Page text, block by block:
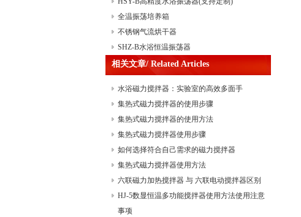
全温振荡培养箱
不锈钢气流烘干器
SHZ-B水浴恒温振荡器
相关文章/ Related Articles
水浴磁力搅拌器：实验室的高效多面手
集热式磁力搅拌器的使用步骤
集热式磁力搅拌器的使用方法
集热式磁力搅拌器使用步骤
如何选择符合自己需求的磁力搅拌器
集热式磁力搅拌器使用方法
六联磁力加热搅拌器 与 六联电动搅拌器区别
HJ-5数显恒温多功能搅拌器使用方法使用注意
事项